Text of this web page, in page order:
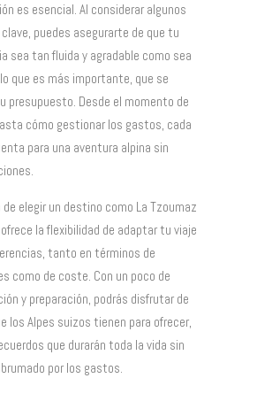
es esencial. Al considerar algunos
puedes asegurarte de que tu
sea tan fluida y agradable como sea
que es más importante, que se
presupuesto. Desde el momento de
cómo gestionar los gastos, cada
para una aventura alpina sin
de elegir un destino como La Tzoumaz
la flexibilidad de adaptar tu viaje
tanto en términos de
como de coste. Con un poco de
y preparación, podrás disfrutar de
los Alpes suizos tienen para ofrecer,
que durarán toda la vida sin
por los gastos.